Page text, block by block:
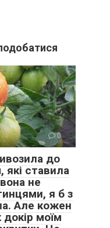
0
до
які ставила
не
я б з
Але кожен
докір моїм